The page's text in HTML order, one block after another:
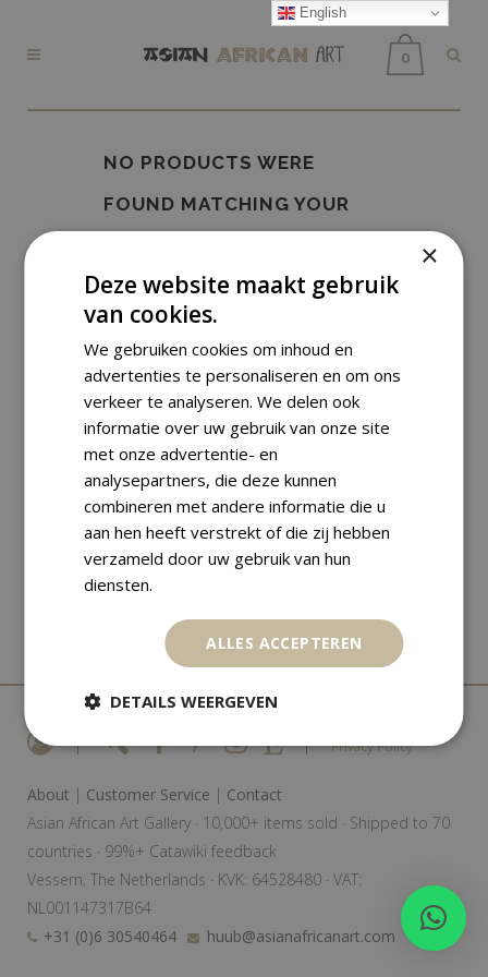
0
NO PRODUCTS WERE
FOUND MATCHING YOUR
| | Privacy Policy
About | Customer Service | Contact
Asian African Art Gallery · 10,000+ items sold · Shipped to 70
countries · 99%+ Catawiki feedback
Vessem, The Netherlands · KVK: 64528480 · VAT:
NL001147317B64
+31 (0)6 30540464
huub@asianafricanart.com
English
×
Deze website maakt gebruik
van cookies.
We gebruiken cookies om inhoud en
advertenties te personaliseren en om ons
verkeer te analyseren. We delen ook
informatie over uw gebruik van onze site
met onze advertentie- en
analysepartners, die deze kunnen
combineren met andere informatie die u
aan hen heeft verstrekt of die zij hebben
verzameld door uw gebruik van hun
diensten.
ALLES ACCEPTEREN
DETAILS WEERGEVEN